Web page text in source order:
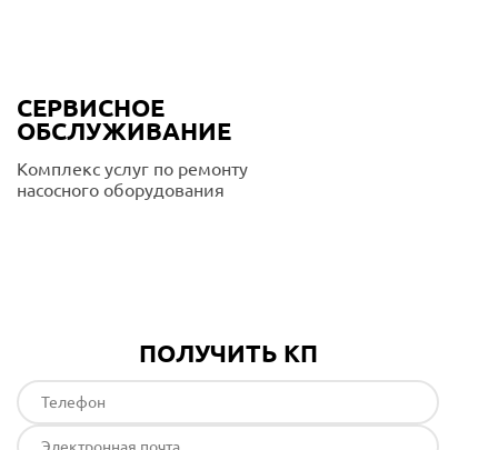
СЕРВИСНОЕ
ОБСЛУЖИВАНИЕ
Комплекс услуг по ремонту
насосного оборудования
ПОЛУЧИТЬ КП